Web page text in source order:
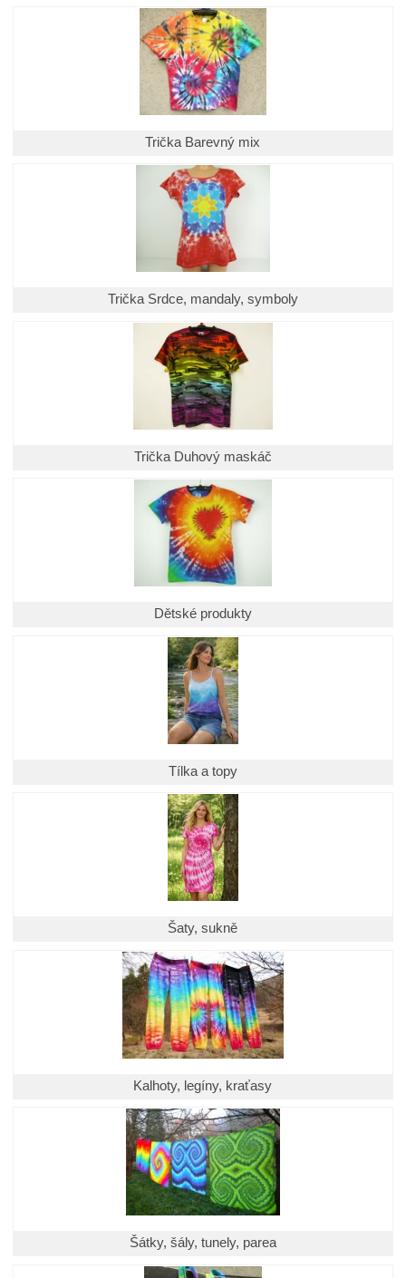
Trička Barevný mix
Trička Srdce, mandaly, symboly
Trička Duhový maskáč
Dětské produkty
Tílka a topy
Šaty, sukně
Kalhoty, legíny, kraťasy
Šátky, šály, tunely, parea